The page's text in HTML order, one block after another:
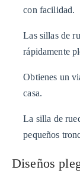
con facilidad.
Las sillas de
rápidamente
Obtienes un
casa.
La silla de
pequeños
Diseños